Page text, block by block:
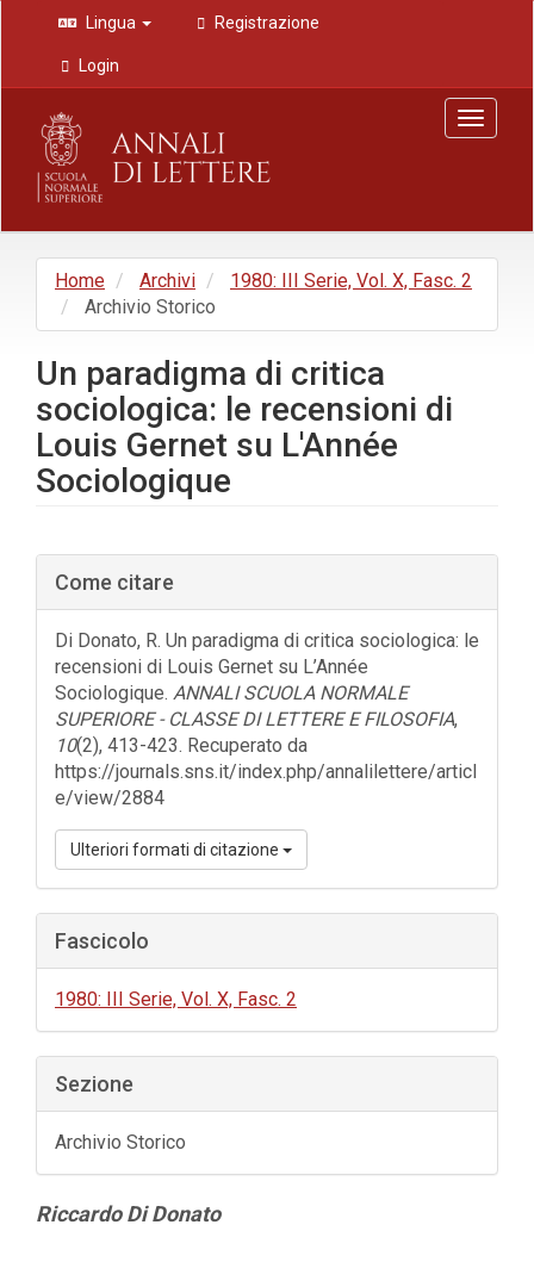
Navigazione
principale
Contenuto
principale
Barra
laterale
Lingua Registrazione
Login
Toggle
Home Archivi
1980: III Serie, Vol. X, Fasc. 2
Archivio Storico
Un paradigma di critica
sociologica: le recensioni di
Louis Gernet su L'Année
Sociologique
Barra
laterale
dell'articolo
Come citare
Di Donato, R. Un paradigma di critica sociologica: le
recensioni di Louis Gernet su L’Année
Sociologique. ANNALI SCUOLA NORMALE
SUPERIORE - CLASSE DI LETTERE E FILOSOFIA,
10(2), 413-423. Recuperato da
https://journals.sns.it/index.php/annalilettere/articl
e/view/2884
Ulteriori formati di citazione
Fascicolo
1980: III Serie, Vol. X, Fasc. 2
Sezione
Archivio Storico
Contenuto
Riccardo Di Donato